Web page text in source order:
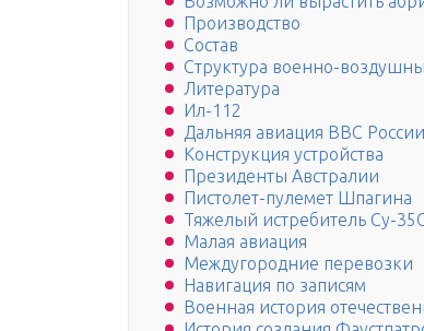
Производство
Состав
Структура военно-
Литература
Ил-112
Дальняя авиация ВВС
Конструкция устройства
Президенты Австралии
Пистолет-пулемет Шпагина
Тяжелый истребитель Су-
Малая авиация
Междугородние перевозки
Навигация по записям
Военная история